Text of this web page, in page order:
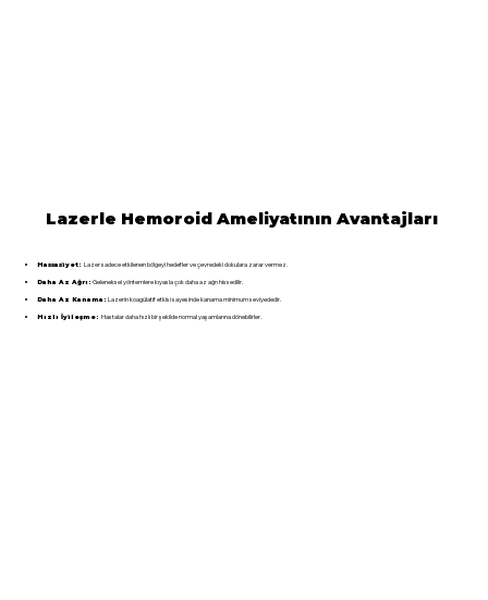
Lazerle Hemoroid Ameliyatının Avantajları
Hassasiyet:Lazer sadece etkilenen bölgeyi hedefler ve çevredeki dokulara zarar vermez.
Daha Az Ağrı: Geleneksel yöntemlere kıyasla çok daha az ağrı hissedilir.
Daha Az Kanama: Lazerin koagülatif etkisi sayesinde kanama minimum seviyededir.
Hızlı İyileşme:Hastalar daha hızlı bir şekilde normal yaşamlarına dönebilirler.